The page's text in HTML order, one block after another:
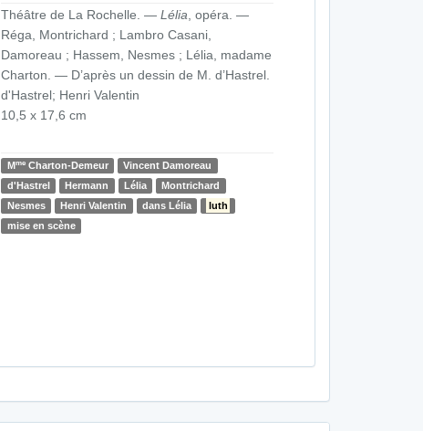
Théâtre de La Rochelle. —Lélia, opéra. —
Réga, Montrichard ; Lambro Casani,
Damoreau ; Hassem, Nesmes ; Lélia, madame
Charton. — D’après un dessin de M. d’Hastrel.
d'Hastrel; Henri Valentin
10,5 x 17,6 cm
MmeCharton-Demeur
Vincent Damoreau
d'Hastrel
Hermann Lélia
Montrichard
Nesmes
Henri Valentin dans Lélia
luth
mise en scène